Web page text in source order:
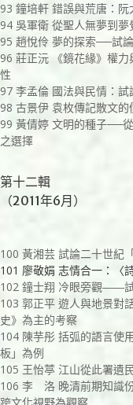
93 鐘培軒 錯誤與荒唐：
94 吳軍衛 從聖人無夢到
95 趙悅伶 夢的探索──試
96 莊正沅 《鏡花緣》權
性
97 李孟倫 國法與民情：
98 古景伊 袁枚傳記散文的
99 黃倩婷 文明的種子──
之選擇
第十二輯
（2011年6月）
100 黃湘芸 試論二十世紀
101 廖敬娟 志情合一：〈
102 鐘士翔 冷眼旁觀――
103 郭正平 遊人與地景
史》為主的考察
104 陳芋彤 括弧的語言
板」為例
105 王怡葶 江山從此署遺
106 李 洛 晚清前期知識